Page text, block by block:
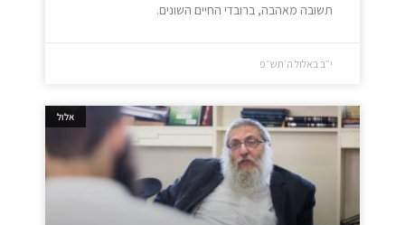
תשובה מאהבה, ברובדי החיים השונים.
י״ב באלול ה׳תש״פ
אלול